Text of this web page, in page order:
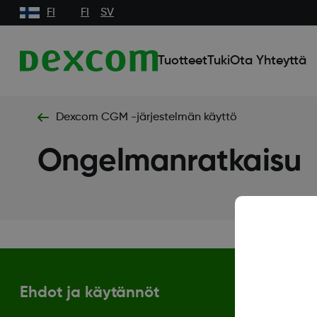
FI FI SV
TuotteetTukiOta Yhteyttä
Dexcom CGM -järjestelmän käyttö
Ongelmanratkaisu
Ehdot ja käytännöt